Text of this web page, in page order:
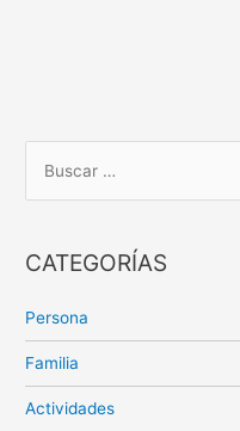
CATEGORÍAS
Persona
Familia
Actividades